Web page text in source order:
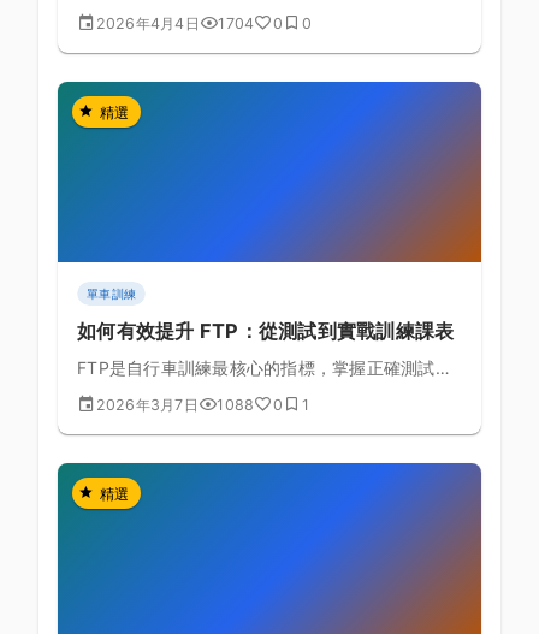
優缺點，本文深入比較兩種主流測試法，幫助你找
到最準確的測試方式。
2026年4月4日 1704 0 0
精選
單車訓練
如何有效提升 FTP：從測試到實戰訓練課表
FTP是自行車訓練最核心的指標，掌握正確測試方
式與提升策略讓你突破瓶頸
2026年3月7日 1088 0 1
精選